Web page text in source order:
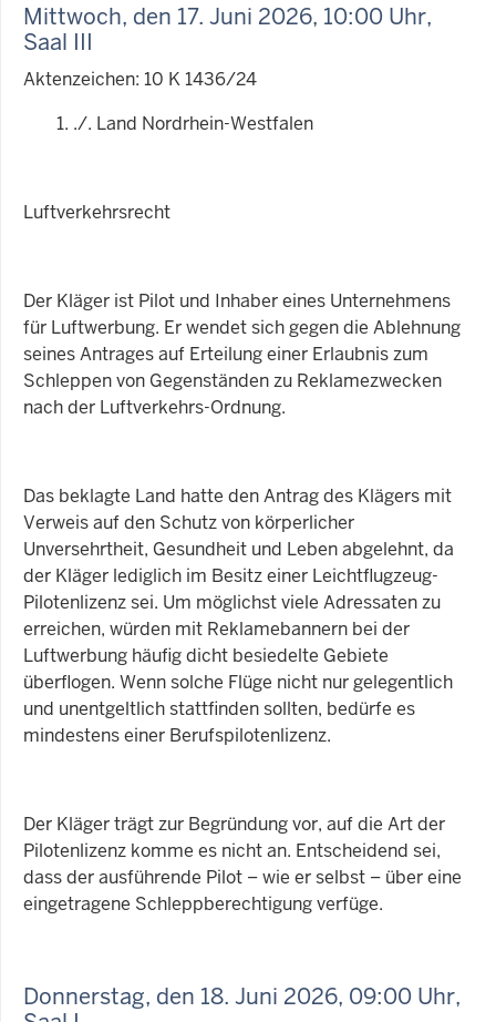
Mittwoch, den 17. Juni 2026, 10:00 Uhr,
Saal III
Aktenzeichen: 10 K 1436/24
./. Land Nordrhein-Westfalen
Luftverkehrsrecht
Der Kläger ist Pilot und Inhaber eines Unternehmens
für Luftwerbung. Er wendet sich gegen die Ablehnung
seines Antrages auf Erteilung einer Erlaubnis zum
Schleppen von Gegenständen zu Reklamezwecken
nach der Luftverkehrs-Ordnung.
Das beklagte Land hatte den Antrag des Klägers mit
Verweis auf den Schutz von körperlicher
Unversehrtheit, Gesundheit und Leben abgelehnt, da
der Kläger lediglich im Besitz einer Leichtflugzeug-
Pilotenlizenz sei. Um möglichst viele Adressaten zu
erreichen, würden mit Reklamebannern bei der
Luftwerbung häufig dicht besiedelte Gebiete
überflogen. Wenn solche Flüge nicht nur gelegentlich
und unentgeltlich stattfinden sollten, bedürfe es
mindestens einer Berufspilotenlizenz.
Der Kläger trägt zur Begründung vor, auf die Art der
Pilotenlizenz komme es nicht an. Entscheidend sei,
dass der ausführende Pilot – wie er selbst – über eine
eingetragene Schleppberechtigung verfüge.
Donnerstag, den 18. Juni 2026, 09:00 Uhr,